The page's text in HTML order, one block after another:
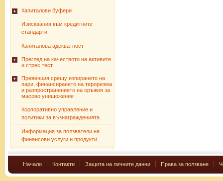
Капиталови буфери
Изисквания към кредитните
стандарти
Капиталова адекватност
Преглед на качеството на активите
и стрес тест
Превенция срещу изпирането на
пари, финансирането на тероризма
и разпространението на оръжия за
масово унищожение
Корпоративно управление и
политики за възнагражденията
Информация за ползватели на
финансови услуги и продукти
Начало Контакти Защита на личните данни Права за ползване